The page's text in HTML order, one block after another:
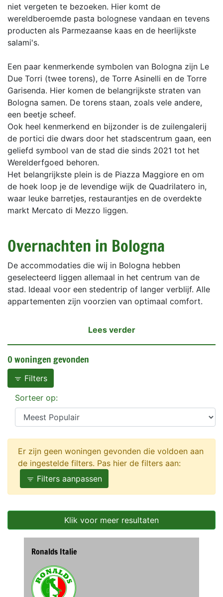
niet vergeten te bezoeken. Hier komt de
wereldberoemde pasta bolognese vandaan en tevens
producten als Parmezaanse kaas en de heerlijkste
salami's.
Een paar kenmerkende symbolen van Bologna zijn Le
Due Torri (twee torens), de Torre Asinelli en de Torre
Garisenda. Hier komen de belangrijkste straten van
Bologna samen. De torens staan, zoals vele andere,
een beetje scheef.
Ook heel kenmerkend en bijzonder is de zuilengalerij
de portici die dwars door het stadscentrum gaan, een
geliefd symbool van de stad die sinds 2021 tot het
Werelderfgoed behoren.
Het belangrijkste plein is de Piazza Maggiore en om
de hoek loop je de levendige wijk de Quadrilatero in,
waar leuke barretjes, restaurantjes en de overdekte
markt Mercato di Mezzo liggen.
Overnachten in Bologna
De accommodaties die wij in Bologna hebben
geselecteerd liggen allemaal in het centrum van de
stad. Ideaal voor een stedentrip of langer verblijf. Alle
appartementen zijn voorzien van optimaal comfort.
Lees verder
0 woningen gevonden
Filters
Sorteer op:
Er zijn geen woningen gevonden die voldoen aan
de ingestelde filters. Pas hier de filters aan:
Filters aanpassen
Klik voor meer resultaten
Ronalds Italie